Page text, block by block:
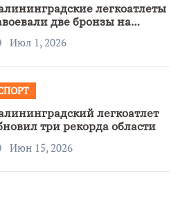
легкоатлеты
две бронзы на
России
Июл 1, 2026
легкоатлет
три рекорда области
Июн 15, 2026